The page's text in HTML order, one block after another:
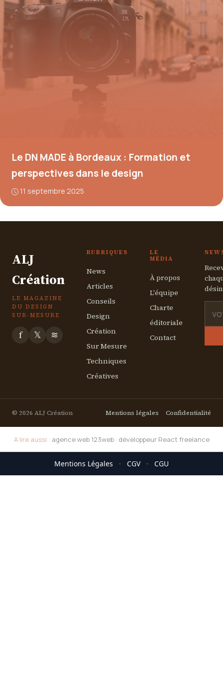
Le DN MADE à Bordeaux : Formation et
perspectives dans le design
11 septembre 2025
ALJ
Création
LE MAGAZINE
DU DESIGN
SUR-MESURE
f 𝕏 ≋
RUBRIQUES
News
Articles
Conseils
Design
Création
Sur Mesure
Techniques
Créatives
LE
MÉDIA
À propos
L'équipe
Charte
éditoriale
Contact
© 2026 ALJ Création Mentions légales Confidentialité
A lire aussi : agence web 123web· développeur React freelance
Mentions Légales · CGV · CGU